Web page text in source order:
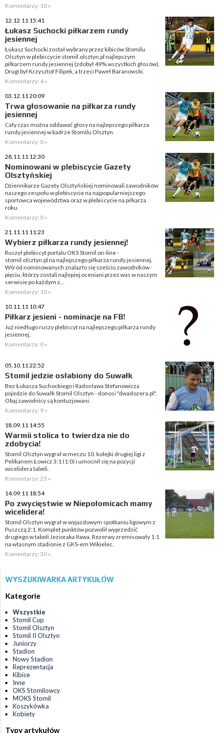
Komentarzy: 10 »
12.12.11 15:41
Łukasz Suchocki piłkarzem rundy
jesiennej
Łukasz Suchocki został wybrany przez kibiców Stomilu
Olsztyn w plebiscycie stomil.olsztyn.pl najlepszym
piłkarzem rundy jesiennej (zdobył 49% wszystkich głosów).
Drugi był Krzysztof Filipek, a trzeci Paweł Baranowski.
Komentarzy: 4 »
03.12.11 20:09
Trwa głosowanie na piłkarza rundy
jesiennej
Cały czas można oddawać głosy na najlepszego piłkarza
rundy jesiennej w kadrze Stomilu Olsztyn.
Komentarzy: 0 »
28.11.11 12:30
Nominowani w plebiscycie Gazety
Olsztyńskiej
Dziennikarze Gazety Olsztyńskiej nominowali zawodników
naszego zespołu w plebiscycie na najpopularniejszego
sportowca województwa oraz w plebiscycie na piłkarza
roku.
Komentarzy: 0 »
21.11.11 11:23
Wybierz piłkarza rundy jesiennej!
Ruszył plebiscyt portalu OKS Stomil on-line -
stomil.olsztyn.pl na najlepszego piłkarza rundy jesiennej.
Wśród nominowanych znalazło się sześciu zawodników -
pięciu, którzy zostali najlepiej oceniani przez was w naszym
serwisie po każdym z...
Komentarzy: 10 »
10.11.11 10:47
Piłkarz jesieni - nominacje na FB!
Już niedługo ruszy plebiscyt na najlepszego piłkarza rundy
jesiennej.
Komentarzy: 0 »
05.10.11 22:52
Stomil jedzie osłabiony do Suwałk
Bez Łukasza Suchockiego i Radosława Stefanowicza
pojedzie do Suwałk Stomil Olsztyn - donosi "dwadozera.pl".
Obaj zawodnicy są kontuzjowani.
Komentarzy: 9 »
18.09.11 14:55
Warmii stolica to twierdza nie do
zdobycia!
Stomil Olsztyn wygrał w meczu 10. kolejki drugiej ligi z
Pelikanem Łowicz 3:1 (1:0) i umocnił się na pozycji
wicelidera tabeli.
Komentarzy: 23 »
14.09.11 18:54
Po zwycięstwie w Niepołomicach mamy
wicelidera!
Stomil Olsztyn wygrał w wyjazdowym spotkaniu ligowym z
Puszczą 2:1. Komplet punktów pozwolił wyprzedzić
drugiego w tabeli Jezioraka Iława. Rezerwy zremisowały 1:1
na własnym stadionie z GKS-em Wikielec.
Komentarzy: 30 »
WYSZUKIWARKA ARTYKUŁÓW
Kategorie
Wszystkie
Stomil Cup
Stomil Olsztyn
Stomil II Olsztyn
Juniorzy
Stadion
Nowy Stadion
Reprezentacja
Kibice
Inne
OKS Stomilowcy
MOKS Stomil
Koszykówka
Kobiety
Typy artykułów